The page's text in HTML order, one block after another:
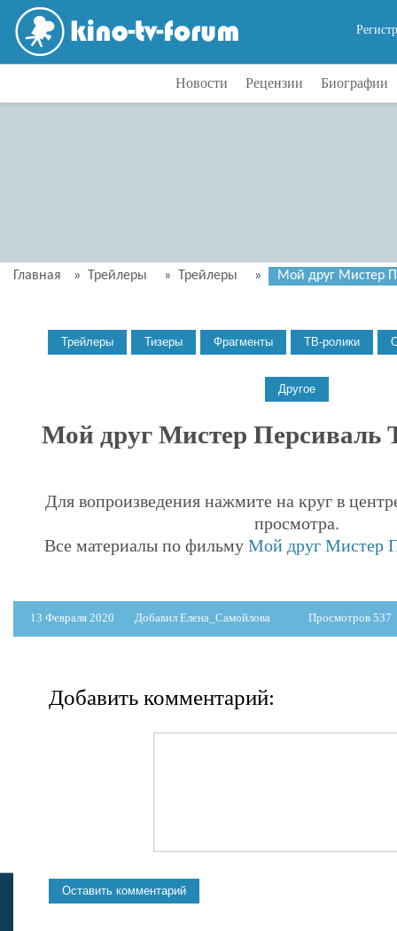
Новости Рецензии Биографии
Главная » Трейлеры » Трейлеры » Мой друг Мистер
Мой друг Мистер Персиваль
Для вопроизведения нажмите на круг в
просмотра.
Все материалы по фильмуМой друг Мистер
13 Февраля 2020 Добавил Елена_Самойлова Просмотров 537
Добавить комментарий: